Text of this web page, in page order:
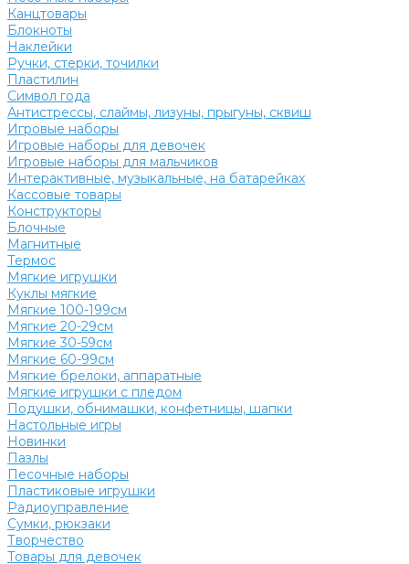
Канцтовары
Блокноты
Наклейки
Ручки, стерки, точилки
Пластилин
Символ года
Антистрессы, слаймы, лизуны, прыгуны, сквиш
Игровые наборы
Игровые наборы для девочек
Игровые наборы для мальчиков
Интерактивные, музыкальные, на батарейках
Кассовые товары
Конструкторы
Блочные
Магнитные
Термос
Мягкие игрушки
Куклы мягкие
Мягкие 100-199см
Мягкие 20-29см
Мягкие 30-59см
Мягкие 60-99см
Мягкие брелоки, аппаратные
Мягкие игрушки с пледом
Подушки, обнимашки, конфетницы, шапки
Настольные игры
Новинки
Пазлы
Песочные наборы
Пластиковые игрушки
Радиоуправление
Сумки, рюкзаки
Творчество
Товары для девочек